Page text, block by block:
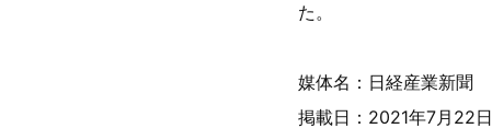
た。
媒体名：日経産業新聞
掲載日：2021年7月22日